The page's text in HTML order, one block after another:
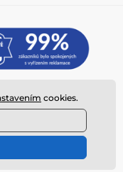
cookies.